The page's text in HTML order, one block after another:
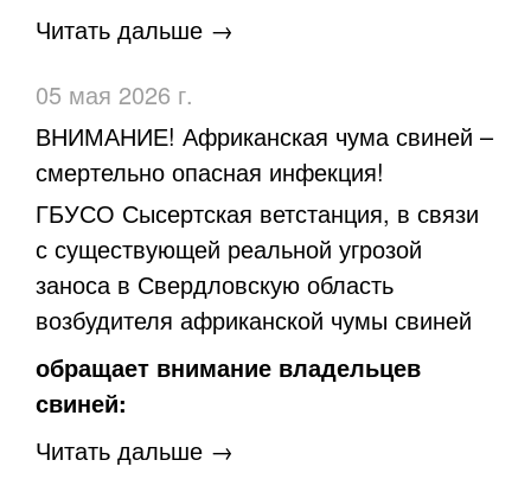
Читать дальше →
05 мая 2026 г.
​ВНИМАНИЕ! Африканская чума свиней –
смертельно опасная инфекция!
ГБУСО Сысертская ветстанция, в связи
с существующей реальной угрозой
заноса в Свердловскую область
возбудителя африканской чумы свиней
обращает внимание владельцев
свиней:
Читать дальше →